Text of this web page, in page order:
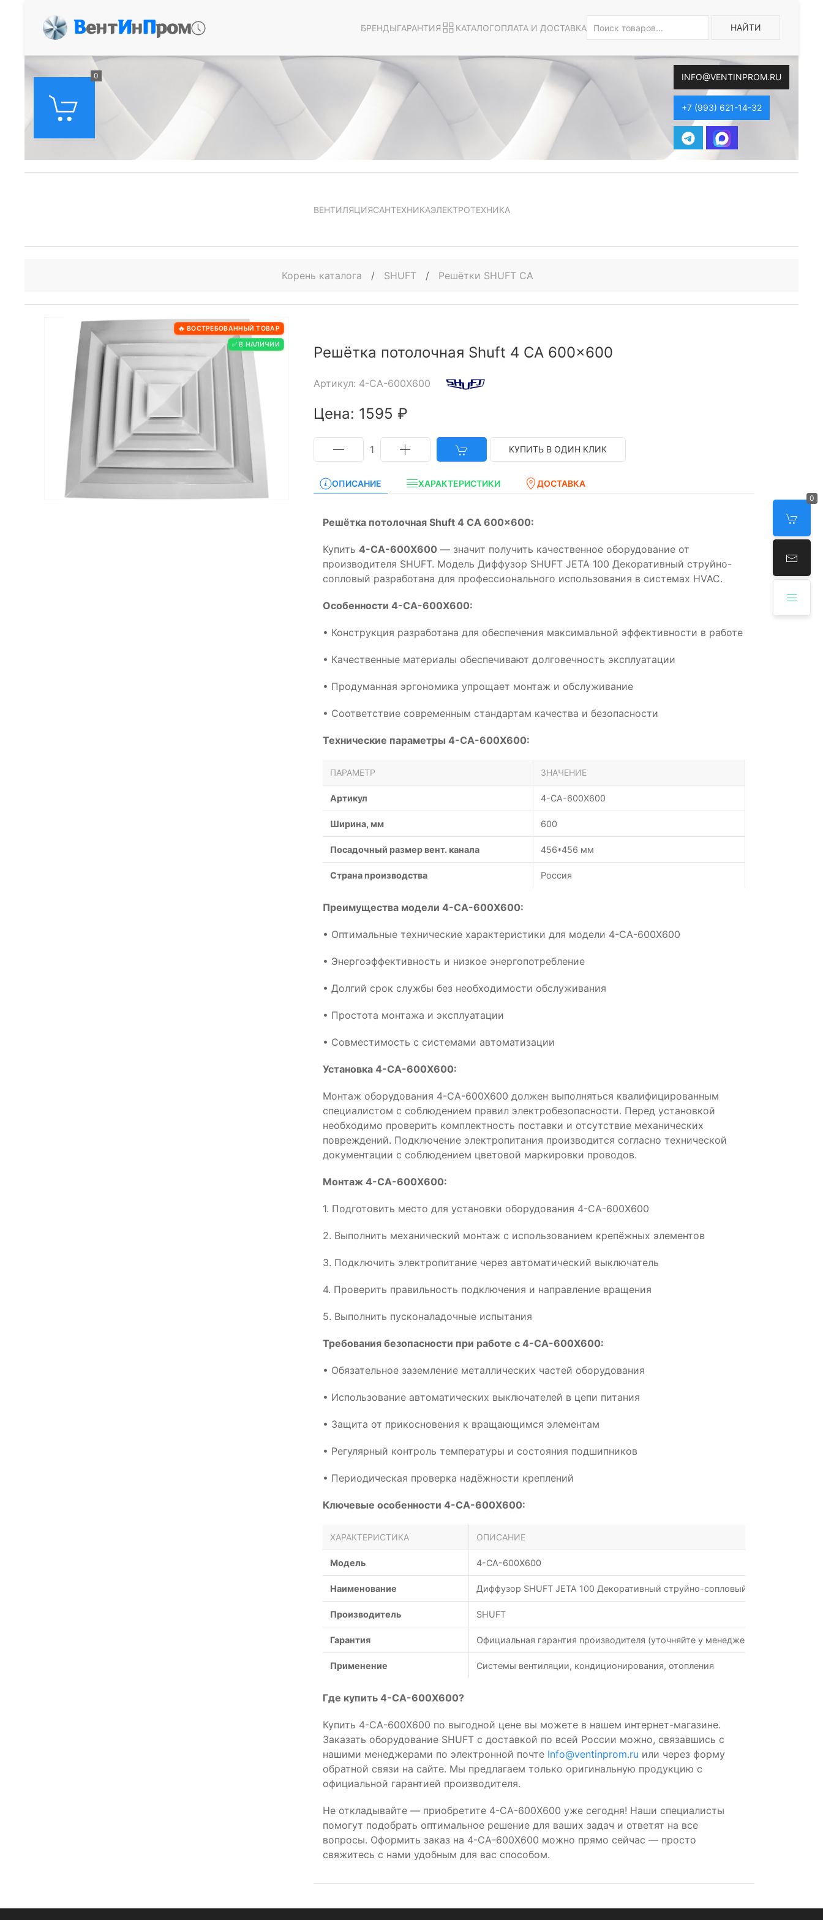
ВентИнПром БРЕНДЫГАРАНТИЯ КАТАЛОГОПЛАТА И ДОСТАВКА НАЙТИ
0 INFO@VENTINPROM.RU
+7 (993) 621-14-32
0
ВЕНТИЛЯЦИЯСАНТЕХНИКАЭЛЕКТРОТЕХНИКА
Корень каталога / SHUFT / Решётки SHUFT CA
🔥 ВОСТРЕБОВАННЫЙ ТОВАР
✅ В НАЛИЧИИ
Решётка потолочная Shuft 4 CA 600x600
Артикул: 4-CA-600X600
Цена: 1595 ₽
1 КУПИТЬ В ОДИН КЛИК
ОПИСАНИЕ ХАРАКТЕРИСТИКИ ДОСТАВКА
Решётка потолочная Shuft 4 CA 600x600:
Купить 4-CA-600X600 — значит получить качественное оборудование от
производителя SHUFT. Модель Диффузор SHUFT JETA 100 Декоративный струйно-
сопловый разработана для профессионального использования в системах HVAC.
Особенности 4-CA-600X600:
• Конструкция разработана для обеспечения максимальной эффективности в работе
• Качественные материалы обеспечивают долговечность эксплуатации
• Продуманная эргономика упрощает монтаж и обслуживание
• Соответствие современным стандартам качества и безопасности
Технические параметры 4-CA-600X600:
ПАРАМЕТР ЗНАЧЕНИЕ
Артикул 4-CA-600X600
Ширина, мм 600
Посадочный размер вент. канала 456*456 мм
Страна производства Россия
Преимущества модели 4-CA-600X600:
• Оптимальные технические характеристики для модели 4-CA-600X600
• Энергоэффективность и низкое энергопотребление
• Долгий срок службы без необходимости обслуживания
• Простота монтажа и эксплуатации
• Совместимость с системами автоматизации
Установка 4-CA-600X600:
Монтаж оборудования 4-CA-600X600 должен выполняться квалифицированным
специалистом с соблюдением правил электробезопасности. Перед установкой
необходимо проверить комплектность поставки и отсутствие механических
повреждений. Подключение электропитания производится согласно технической
документации с соблюдением цветовой маркировки проводов.
Монтаж 4-CA-600X600:
1. Подготовить место для установки оборудования 4-CA-600X600
2. Выполнить механический монтаж с использованием крепёжных элементов
3. Подключить электропитание через автоматический выключатель
4. Проверить правильность подключения и направление вращения
5. Выполнить пусконаладочные испытания
Требования безопасности при работе с 4-CA-600X600:
• Обязательное заземление металлических частей оборудования
• Использование автоматических выключателей в цепи питания
• Защита от прикосновения к вращающимся элементам
• Регулярный контроль температуры и состояния подшипников
• Периодическая проверка надёжности креплений
Ключевые особенности 4-CA-600X600:
ХАРАКТЕРИСТИКА ОПИСАНИЕ
Модель 4-CA-600X600
Наименование Диффузор SHUFT JETA 100 Декоративный струйно-сопловый
Производитель SHUFT
Гарантия Официальная гарантия производителя (уточняйте у менеджеров)
Применение Системы вентиляции, кондиционирования, отопления
Где купить 4-CA-600X600?
Купить 4-CA-600X600 по выгодной цене вы можете в нашем интернет-магазине.
Заказать оборудование SHUFT с доставкой по всей России можно, связавшись с
нашими менеджерами по электронной почте Info@ventinprom.ru или через форму
обратной связи на сайте. Мы предлагаем только оригинальную продукцию с
официальной гарантией производителя.
Не откладывайте — приобретите 4-CA-600X600 уже сегодня! Наши специалисты
помогут подобрать оптимальное решение для ваших задач и ответят на все
вопросы. Оформить заказ на 4-CA-600X600 можно прямо сейчас — просто
свяжитесь с нами удобным для вас способом.